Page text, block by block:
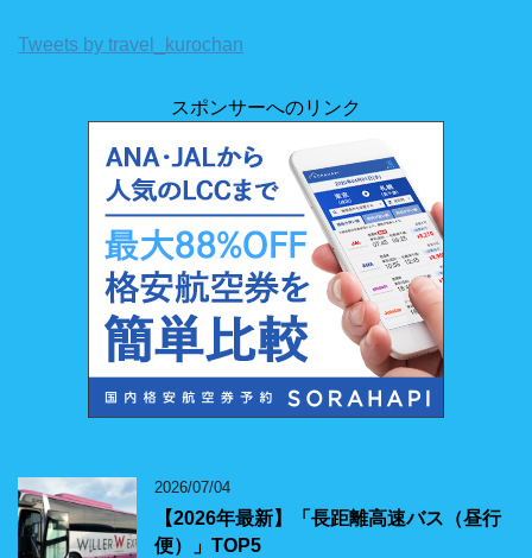
Tweets by travel_kurochan
スポンサーへのリンク
2026/07/04
【2026年最新】「長距離高速バス（昼行
便）」TOP5